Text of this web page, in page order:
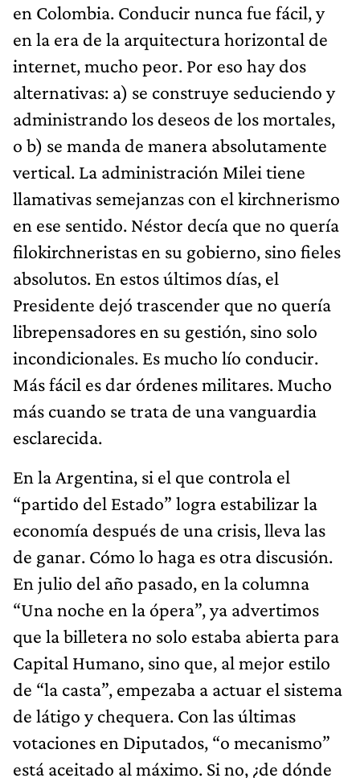
en Colombia. Conducir nunca fue fácil, y
en la era de la arquitectura horizontal de
internet, mucho peor. Por eso hay dos
alternativas: a) se construye seduciendo y
administrando los deseos de los mortales,
o b) se manda de manera absolutamente
vertical. La administración Milei tiene
llamativas semejanzas con el kirchnerismo
en ese sentido. Néstor decía que no quería
filokirchneristas en su gobierno, sino fieles
absolutos. En estos últimos días, el
Presidente dejó trascender que no quería
librepensadores en su gestión, sino solo
incondicionales. Es mucho lío conducir.
Más fácil es dar órdenes militares. Mucho
más cuando se trata de una vanguardia
esclarecida.
En la Argentina, si el que controla el
“partido del Estado” logra estabilizar la
economía después de una crisis, lleva las
de ganar. Cómo lo haga es otra discusión.
En julio del año pasado, en la columna
“Una noche en la ópera”, ya advertimos
que la billetera no solo estaba abierta para
Capital Humano, sino que, al mejor estilo
de “la casta”, empezaba a actuar el sistema
de látigo y chequera. Con las últimas
votaciones en Diputados, “o mecanismo”
está aceitado al máximo. Si no, ¿de dónde